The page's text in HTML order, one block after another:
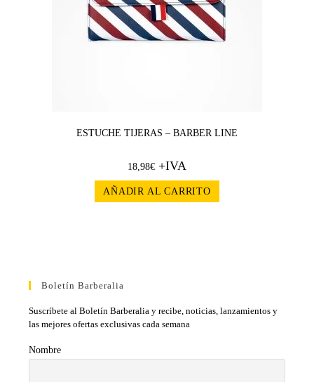
Boletín Barberalia
Suscríbete al Boletín Barberalia y recibe, noticias, lanzamientos y
las mejores ofertas exclusivas cada semana
Nombre
ESTUCHE TIJERAS – BARBER LINE
18,98€ +IVA
AÑADIR AL CARRITO